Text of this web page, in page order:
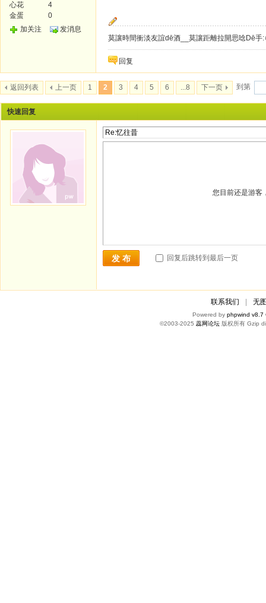
心花
4
金蛋
0
加关注
发消息
莫讓時間衝淡友誼dē酒__莫讓距離拉開思唸Dē手:
回复
返回列表 上一页 1 2 3 4 5 6 ...8 下一页 到第
快速回复
您目前还是游客
发 布 回复后跳转到最后一页
联系我们 无
Powered by phpwind v8.7
©2003-2025 蕊网论坛 版权所有 Gzip